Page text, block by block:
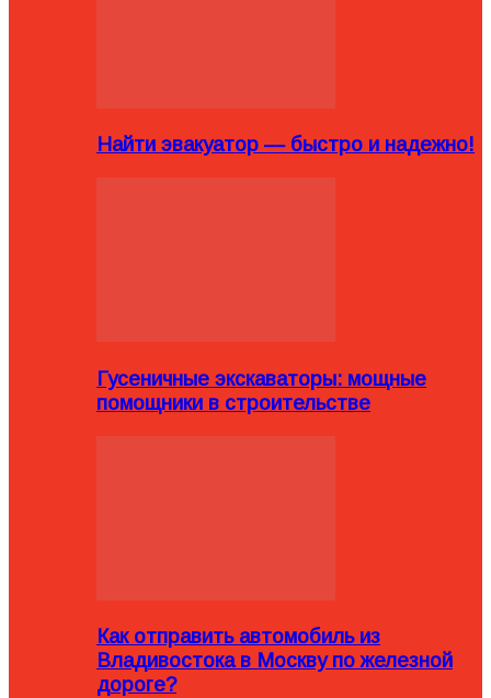
Найти эвакуатор — быстро и надежно!
Гусеничные экскаваторы: мощные
помощники в строительстве
Как отправить автомобиль из
Владивостока в Москву по железной
дороге?